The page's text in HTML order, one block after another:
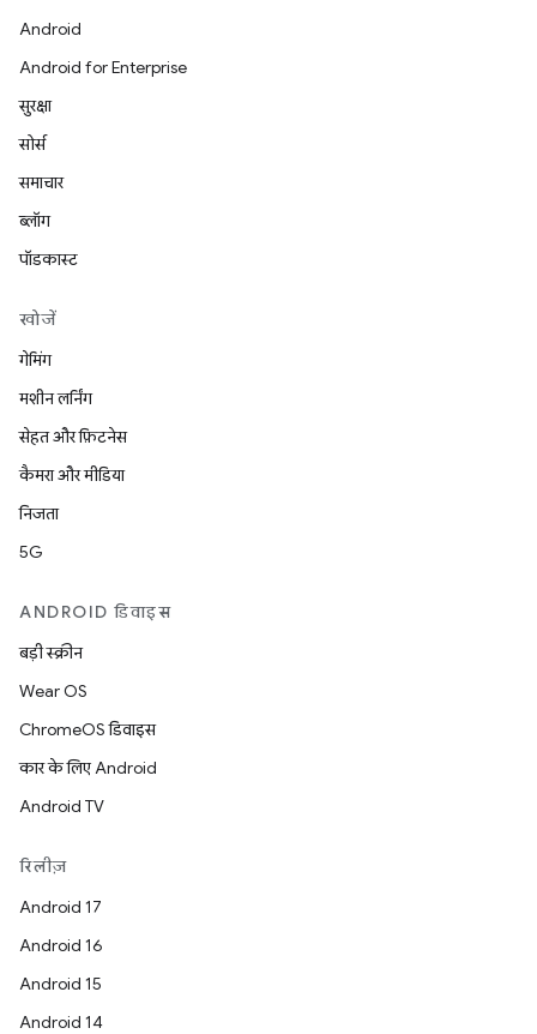
Android
Android for Enterprise
सुरक्षा
सोर्स
समाचार
ब्लॉग
पॉडकास्ट
खोजें
गेमिंग
मशीन लर्निंग
सेहत और फ़िटनेस
कैमरा और मीडिया
निजता
5G
ANDROID डिवाइस
बड़ी स्क्रीन
Wear OS
ChromeOS डिवाइस
कार के लिए Android
Android TV
रिलीज़
Android 17
Android 16
Android 15
Android 14